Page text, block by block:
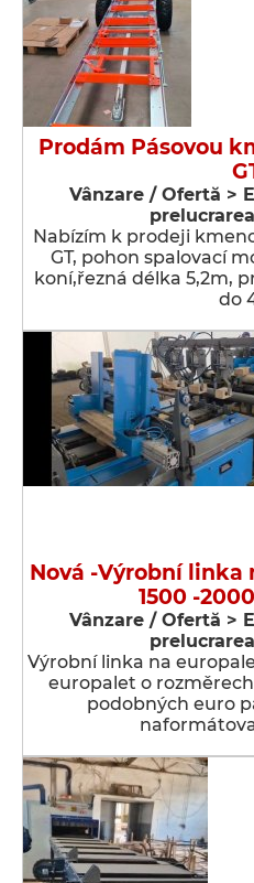
Prodám Pásovou
Vânzare / Ofertă >
Nabízím k prodeji
GT, pohon spalovací
koní,řezná délka 5,2m,
do
Nová -Výrobní linka
1500 -
Vânzare / Ofertă >
Výrobní linka na
europalet o
podobných euro